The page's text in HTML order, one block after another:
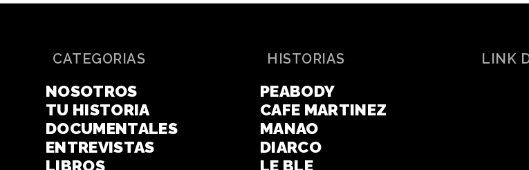
CATEGORIAS
NOSOTROS
TU HISTORIA
DOCUMENTALES
ENTREVISTAS
LIBROS
HISTORIAS
PEABODY
CAFE MARTINEZ
MANAO
DIARCO
LE BLE
LINK